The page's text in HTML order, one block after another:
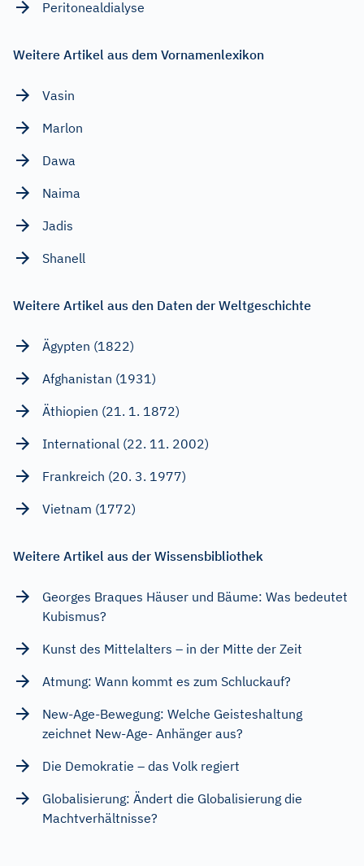
Peritonealdialyse
Weitere Artikel aus dem Vornamenlexikon
Vasin
Marlon
Dawa
Naima
Jadis
Shanell
Weitere Artikel aus den Daten der Weltgeschichte
Ägypten (1822)
Afghanistan (1931)
Äthiopien (21. 1. 1872)
International (22. 11. 2002)
Frankreich (20. 3. 1977)
Vietnam (1772)
Weitere Artikel aus der Wissensbibliothek
Georges Braques Häuser und Bäume: Was bedeutet
Kubismus?
Kunst des Mittelalters – in der Mitte der Zeit
Atmung: Wann kommt es zum Schluckauf?
New-Age-Bewegung: Welche Geisteshaltung
zeichnet New-Age- Anhänger aus?
Die Demokratie – das Volk regiert
Globalisierung: Ändert die Globalisierung die
Machtverhältnisse?